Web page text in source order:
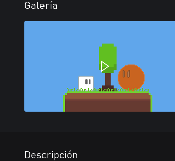
Galería
Descripción